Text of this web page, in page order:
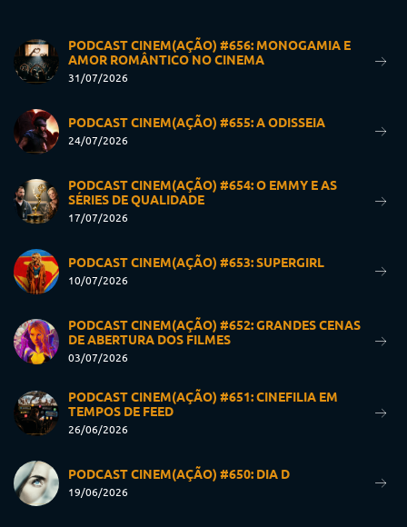
PODCAST CINEM(AÇÃO) #656: MONOGAMIA E
AMOR ROMÂNTICO NO CINEMA
31/07/2026
PODCAST CINEM(AÇÃO) #655: A ODISSEIA
24/07/2026
PODCAST CINEM(AÇÃO) #654: O EMMY E AS
SÉRIES DE QUALIDADE
17/07/2026
PODCAST CINEM(AÇÃO) #653: SUPERGIRL
10/07/2026
PODCAST CINEM(AÇÃO) #652: GRANDES CENAS
DE ABERTURA DOS FILMES
03/07/2026
PODCAST CINEM(AÇÃO) #651: CINEFILIA EM
TEMPOS DE FEED
26/06/2026
PODCAST CINEM(AÇÃO) #650: DIA D
19/06/2026